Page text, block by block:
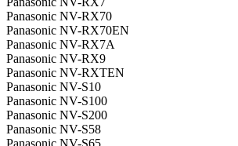
Panasonic NV-RX70
Panasonic NV-RX70EN
Panasonic NV-RX7A
Panasonic NV-RX9
Panasonic NV-RXTEN
Panasonic NV-S10
Panasonic NV-S100
Panasonic NV-S200
Panasonic NV-S58